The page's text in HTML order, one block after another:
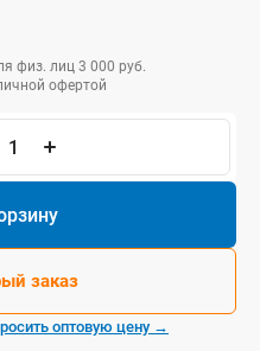
физ. лиц 3 000 руб.
офертой
заказ
оптовую цену →